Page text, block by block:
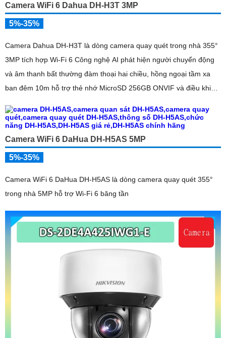
Camera WiFi 6 Dahua DH-H3T 3MP
5%-35%
Camera Dahua DH-H3T là dòng camera quay quét trong nhà 355°
3MP tích hợp Wi-Fi 6 Công nghệ AI phát hiện người chuyển động
và âm thanh bất thường đàm thoại hai chiều, hồng ngoại tầm xa
ban đêm 10m hỗ trợ thẻ nhớ MicroSD 256GB ONVIF và điều khiển
Camera WiFi 6 DaHua DH-H5AS 5MP
5%-35%
Camera WiFi 6 DaHua DH-H5AS là dòng camera quay quét 355°
trong nhà 5MP hỗ trợ Wi-Fi 6 băng tần